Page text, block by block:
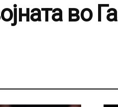
во